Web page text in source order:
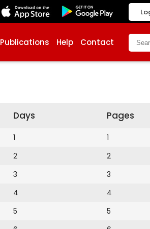
Publications Help Contact
Days
1
2
3
4
5
Pages
1
2
3
4
5